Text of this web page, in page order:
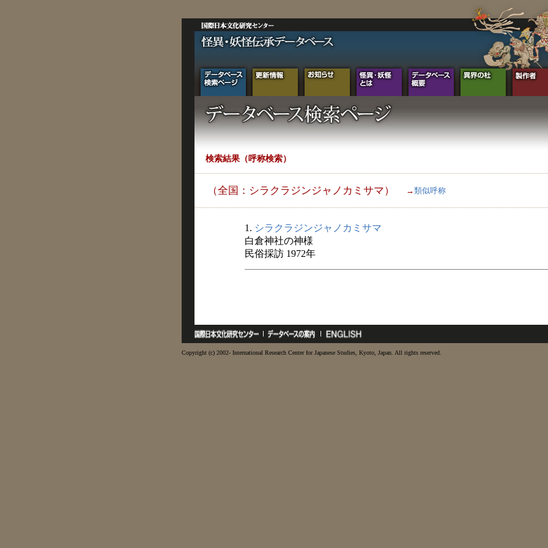
検索結果（呼称検索）
（全国：シラクラジンジャノカミサマ） →類似呼称
1. シラクラジンジャノカミサマ
白倉神社の神様
民俗採訪 1972年
Copyright (c) 2002- International Research Center for Japanese Studies, Kyoto, Japan. All rights reserved.